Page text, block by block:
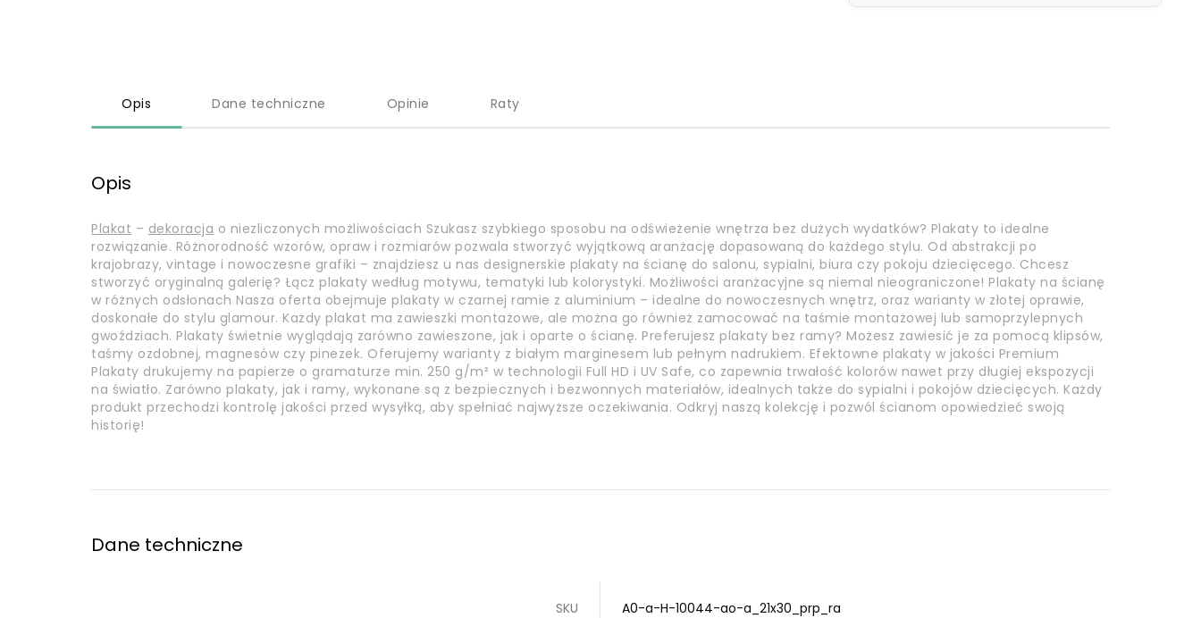
Opis Dane techniczne Opinie Raty
Opis
Plakat – dekoracja o niezliczonych możliwościach Szukasz szybkiego sposobu na odświeżenie wnętrza bez dużych wydatków? Plakaty to idealne
rozwiązanie. Różnorodność wzorów, opraw i rozmiarów pozwala stworzyć wyjątkową aranżację dopasowaną do każdego stylu. Od abstrakcji po
krajobrazy, vintage i nowoczesne grafiki – znajdziesz u nas designerskie plakaty na ścianę do salonu, sypialni, biura czy pokoju dziecięcego. Chcesz
stworzyć oryginalną galerię? Łącz plakaty według motywu, tematyki lub kolorystyki. Możliwości aranżacyjne są niemal nieograniczone! Plakaty na ścianę
w różnych odsłonach Nasza oferta obejmuje plakaty w czarnej ramie z aluminium – idealne do nowoczesnych wnętrz, oraz warianty w złotej oprawie,
doskonałe do stylu glamour. Każdy plakat ma zawieszki montażowe, ale można go również zamocować na taśmie montażowej lub samoprzylepnych
gwoździach. Plakaty świetnie wyglądają zarówno zawieszone, jak i oparte o ścianę. Preferujesz plakaty bez ramy? Możesz zawiesić je za pomocą klipsów,
taśmy ozdobnej, magnesów czy pinezek. Oferujemy warianty z białym marginesem lub pełnym nadrukiem. Efektowne plakaty w jakości Premium
Plakaty drukujemy na papierze o gramaturze min. 250 g/m² w technologii Full HD i UV Safe, co zapewnia trwałość kolorów nawet przy długiej ekspozycji
na światło. Zarówno plakaty, jak i ramy, wykonane są z bezpiecznych i bezwonnych materiałów, idealnych także do sypialni i pokojów dziecięcych. Każdy
produkt przechodzi kontrolę jakości przed wysyłką, aby spełniać najwyższe oczekiwania. Odkryj naszą kolekcję i pozwól ścianom opowiedzieć swoją
historię!
Dane techniczne
SKU A0-a-H-10044-ao-a_21x30_prp_ra